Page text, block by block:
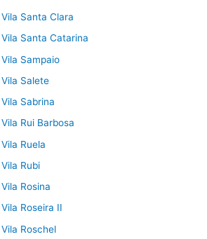
Santa Clara
Santa Catarina
Sampaio
Salete
Sabrina
Rui Barbosa
Ruela
Rubi
Rosina
Roseira II
Roschel